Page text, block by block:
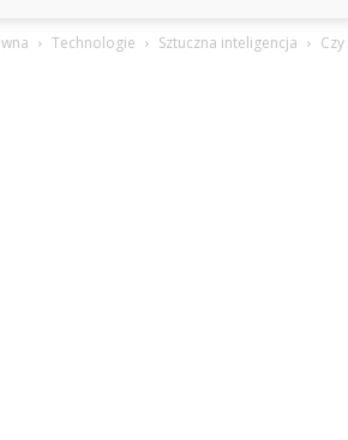
Technologie Sztuczna inteligencja